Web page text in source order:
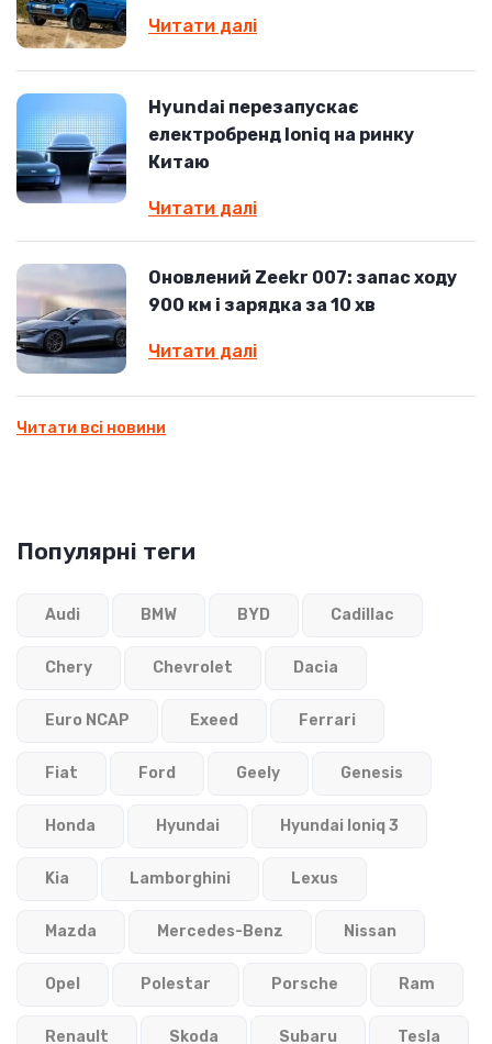
Читати далі
Hyundai перезапускає
електробренд Ioniq на ринку
Китаю
Читати далі
Оновлений Zeekr 007: запас ходу
900 км і зарядка за 10 хв
Читати далі
Читати всі новини
Популярні теги
Audi BMW BYD Cadillac
Chery Chevrolet Dacia
Euro NCAP Exeed Ferrari
Fiat Ford Geely Genesis
Honda Hyundai Hyundai Ioniq 3
Kia Lamborghini Lexus
Mazda Mercedes-Benz Nissan
Opel Polestar Porsche Ram
Renault Skoda Subaru Tesla